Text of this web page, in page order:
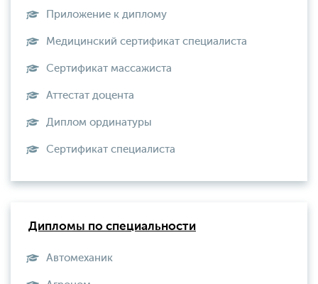
Приложение к диплому
Медицинский сертификат специалиста
Сертификат массажиста
Аттестат доцента
Диплом ординатуры
Сертификат специалиста
Дипломы по специальности
Автомеханик